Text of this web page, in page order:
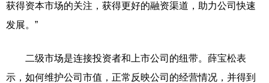
获得资本市场的关注，获得更好的融资渠道，助力公司快速
发展。”
二级市场是连接投资者和上市公司的纽带。薛宝松表
示，如何维护公司市值，正常反映公司的经营情况，并得到